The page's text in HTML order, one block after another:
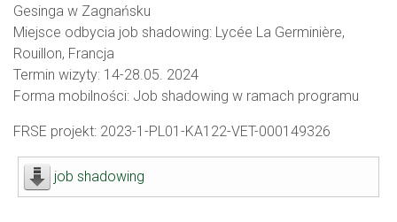
Gesinga w Zagnańsku
Miejsce odbycia job shadowing: Lycée La Germinière,
Rouillon, Francja
Termin wizyty: 14-28.05. 2024
Forma mobilności: Job shadowing w ramach programu
FRSE projekt: 2023-1-PL01-KA122-VET-000149326
job shadowing